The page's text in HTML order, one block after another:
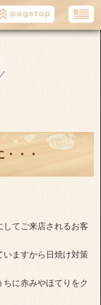
・・
してご来店されるお客
いますから日焼け対策
に赤みやほてりをク